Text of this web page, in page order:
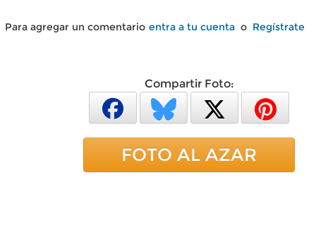
Para agregar un comentario entra a tu cuenta o Regístrate
Compartir Foto:
FOTO AL AZAR